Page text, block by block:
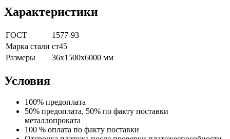
Характеристики
ГОСТ
1577-93
Марка стали ст45
Размеры
36х1500х6000 мм
Условия
100% предоплата
50% предоплата, 50% по факту поставки
металлопроката
100 % оплата по факту поставки